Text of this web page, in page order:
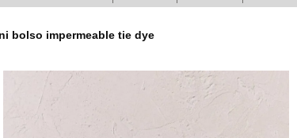
bolso impermeable tie dye